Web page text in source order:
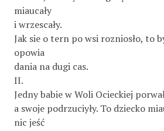
miaucały
i wrzescały.
Jak sie o tern po wsi rozniosło, to
opowia­
dania na dugi cas.
II.
Jedny babie w Woli Ocieckiej
a swoje podrzuciyły. To dziecko
nic jeść